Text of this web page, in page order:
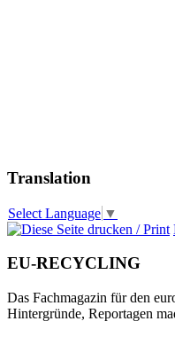
Translation
Select Language ▼
EU-RECYCLING
Das Fachmagazin für den
Hintergründe, Reportagen